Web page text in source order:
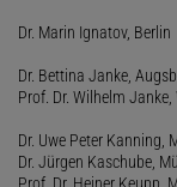
Dr. Marin Ignatov, Berlin
Dr. Bettina Janke,
Prof. Dr. Wilhelm Janke,
Dr. Uwe Peter Kanning,
Dr. Jürgen Kaschube,
Prof. Dr. Heiner Keupp,